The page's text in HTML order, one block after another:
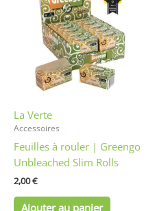
La Verte
Accessoires
Feuilles à rouler | Greengo
Unbleached Slim Rolls
2,00€
Ajouter au panier